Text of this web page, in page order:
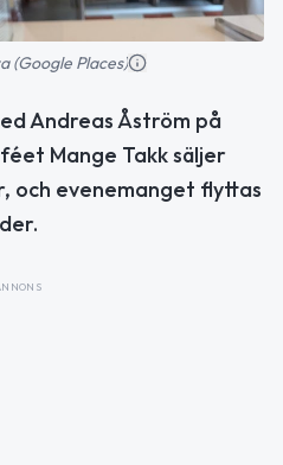
(Google Places)
Andreas Åström på
Mange Takk säljer
och evenemanget flyttas